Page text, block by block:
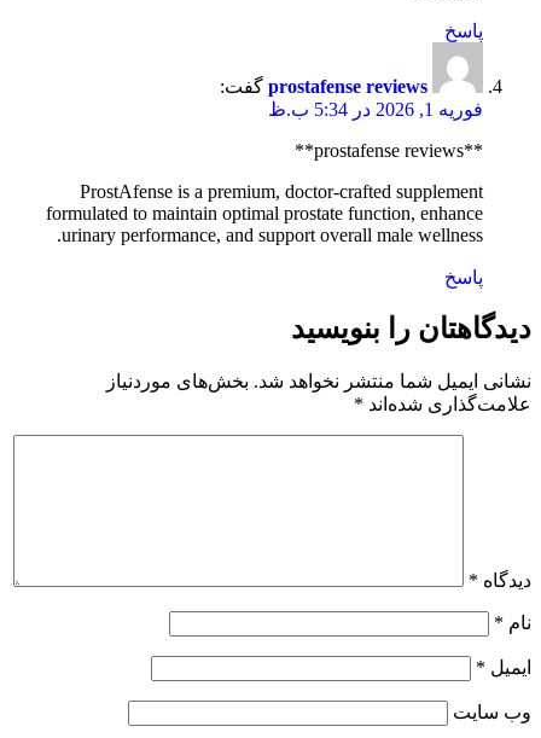
پاسخ
prostafense reviews گفت:
فوریه 1, 2026 در 5:34 ب.ظ
**prostafense reviews**
ProstAfense is a premium, doctor-crafted supplement
formulated to maintain optimal prostate function, enhance
urinary performance, and support overall male wellness.
پاسخ
دیدگاهتان را بنویسید
نشانی ایمیل شما منتشر نخواهد شد. بخش‌های موردنیاز
علامت‌گذاری شده‌اند *
دیدگاه *
نام *
ایمیل *
وب‌ سایت